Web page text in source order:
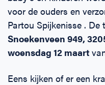
voor de ouders en
Partou Spijkenisse .
Snoekenveen 949,
woensdag 12 maart
Eens kijken of er een